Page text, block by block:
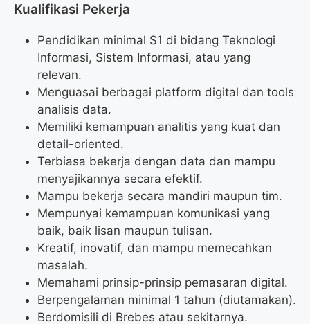
Kualifikasi Pekerja
Pendidikan minimal S1 di bidang Teknologi
Informasi, Sistem Informasi, atau yang
relevan.
Menguasai berbagai platform digital dan tools
analisis data.
Memiliki kemampuan analitis yang kuat dan
detail-oriented.
Terbiasa bekerja dengan data dan mampu
menyajikannya secara efektif.
Mampu bekerja secara mandiri maupun tim.
Mempunyai kemampuan komunikasi yang
baik, baik lisan maupun tulisan.
Kreatif, inovatif, dan mampu memecahkan
masalah.
Memahami prinsip-prinsip pemasaran digital.
Berpengalaman minimal 1 tahun (diutamakan).
Berdomisili di Brebes atau sekitarnya.